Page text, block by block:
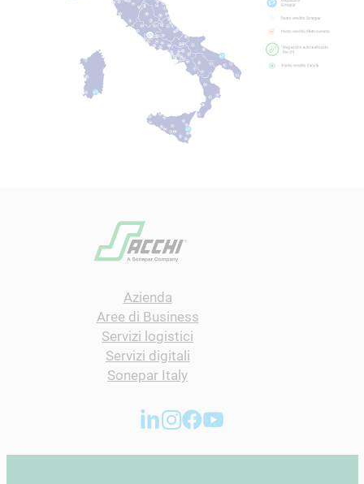
Azienda
Aree di Business
Servizi logistici
Servizi digitali
Sonepar Italy